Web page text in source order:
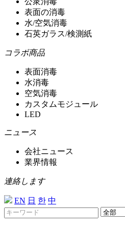
表面の消毒
水/空気消毒
石英ガラス/検測紙
コラボ商品
表面消毒
水消毒
空気消毒
カスタムモジュール
LED
ニュース
会社ニュース
業界情報
連絡します
EN 日 한 中